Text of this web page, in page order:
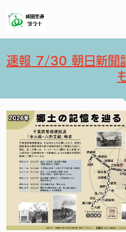
速報 7/30 朝日新聞